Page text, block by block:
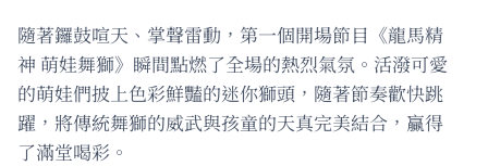
隨著鑼鼓喧天、掌聲雷動，第一個開場節目《龍馬精
神 萌娃舞獅》瞬間點燃了全場的熱烈氣氛。活潑可愛
的萌娃們披上色彩鮮豔的迷你獅頭，隨著節奏歡快跳
躍，將傳統舞獅的威武與孩童的天真完美結合，贏得
了滿堂喝彩。